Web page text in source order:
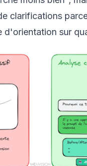
clarifications
d'orientation sur